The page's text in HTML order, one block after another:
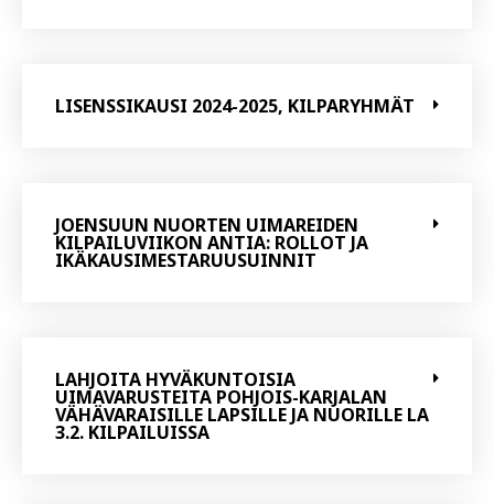
LISENSSIKAUSI 2024-2025, KILPARYHMÄT
JOENSUUN NUORTEN UIMAREIDEN
KILPAILUVIIKON ANTIA: ROLLOT JA
IKÄKAUSIMESTARUUSUINNIT
LAHJOITA HYVÄKUNTOISIA
UIMAVARUSTEITA POHJOIS-KARJALAN
VÄHÄVARAISILLE LAPSILLE JA NUORILLE LA
3.2. KILPAILUISSA